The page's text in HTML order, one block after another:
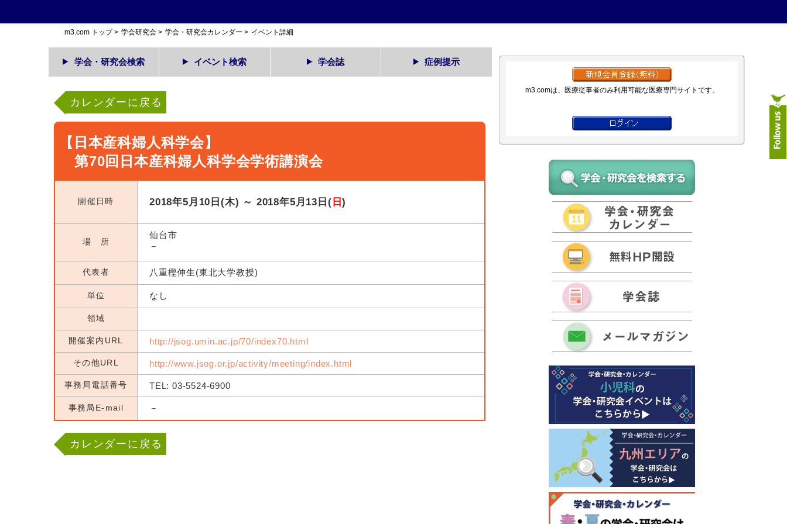
m3.com トップ> 学会研究会 > 学会・研究会カレンダー > イベント詳細
学会・研究会検索 イベント検索 学会誌 症例提示
カレンダーに戻る
【日本産科婦人科学会】
第70回日本産科婦人科学会学術講演会
開催日時 2018年5月10日(木) ～ 2018年5月13日( 日)
場 所
仙台市
－
代表者 八重樫伸生(東北大学教授)
単位 なし
領域
開催案内URL http://jsog.umin.ac.jp/70/index70.html
その他URL http://www.jsog.or.jp/activity/meeting/index.html
事務局電話番号 TEL: 03-5524-6900
事務局E-mail －
カレンダーに戻る
m3.comは、医療従事者のみ利用可能な医療専門サイトです。